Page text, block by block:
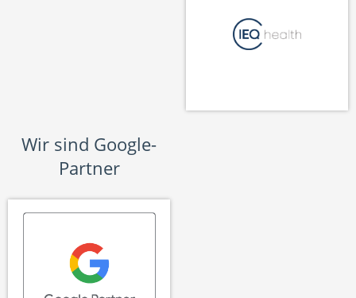
Wir sind Google-
Partner